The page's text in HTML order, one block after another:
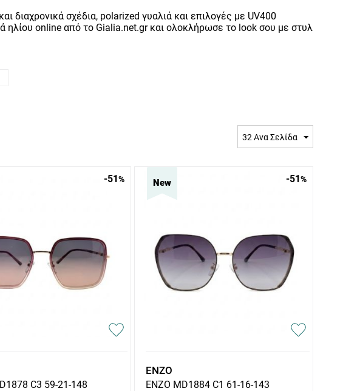
διαχρονικά σχέδια, polarized γυαλιά και επιλογές με UV400
ηλίου online από το Gialia.net.gr και ολοκλήρωσε το look σου με στυλ
32 Ανα Σελίδα
-51%
C3 59-21-148
New -51%
ENZO
ENZO MD1884 C1 61-16-143